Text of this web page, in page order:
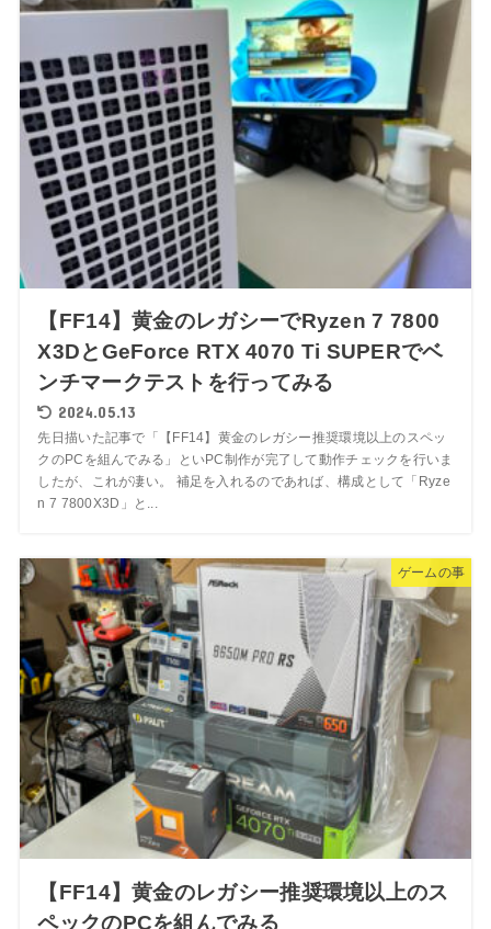
【FF14】黄金のレガシーでRyzen 7 7800
X3DとGeForce RTX 4070 Ti SUPERでベ
ンチマークテストを行ってみる
2024.05.13
先日描いた記事で「【FF14】黄金のレガシー推奨環境以上のスペッ
クのPCを組んでみる」といPC制作が完了して動作チェックを行いま
したが、これが凄い。 補足を入れるのであれば、構成として「Ryze
n 7 7800X3D」と...
ゲームの事
【FF14】黄金のレガシー推奨環境以上のス
ペックのPCを組んでみる